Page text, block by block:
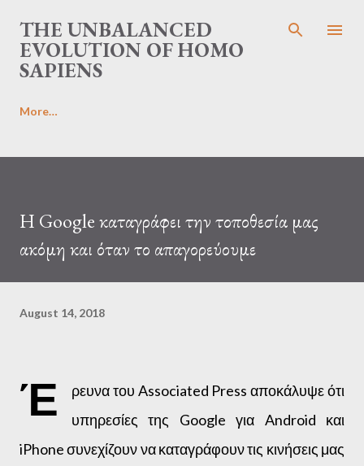
Skip to main content
THE UNBALANCED
EVOLUTION OF HOMO
SAPIENS
More…
Η Google καταγράφει την τοποθεσία μας
ακόμη και όταν το απαγορεύουμε
August 14, 2018
Έ
ρευνα του Associated Press αποκάλυψε ότι
υπηρεσίες της Google για Android και
iPhone συνεχίζουν να καταγράφουν τις κινήσεις μας